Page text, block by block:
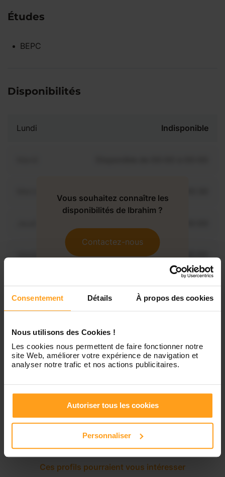
Consentement Détails À propos des cookies
Nous utilisons des Cookies !
Les cookies nous permettent de faire fonctionner notre
site Web, améliorer votre expérience de navigation et
analyser notre trafic et nos actions publicitaires.
Autoriser tous les cookies
Personnaliser
Études
BEPC
Disponibilités
Lundi Indisponible
Vendredi Disponible de 00:00 à 00:00
Samedi Disponible de 00:00 à 00:00
Vous souhaitez connaître les
disponibilités de Ibrahim ?
Contactez-nous
Services proposés
Garde d’enfants
Ces profils pourraient vous intéresser